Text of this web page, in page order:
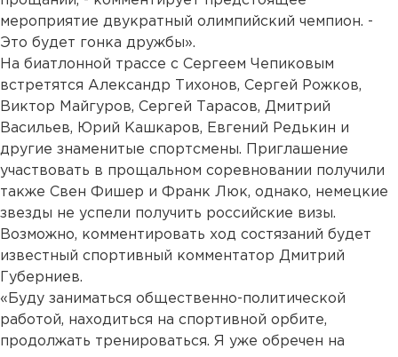
мероприятие двукратный олимпийский чемпион. -
Это будет гонка дружбы».
На биатлонной трассе с Сергеем Чепиковым
встретятся Александр Тихонов, Сергей Рожков,
Виктор Майгуров, Сергей Тарасов, Дмитрий
Васильев, Юрий Кашкаров, Евгений Редькин и
другие знаменитые спортсмены. Приглашение
участвовать в прощальном соревновании получили
также Свен Фишер и Франк Люк, однако, немецкие
звезды не успели получить российские визы.
Возможно, комментировать ход состязаний будет
известный спортивный комментатор Дмитрий
Губерниев.
«Буду заниматься общественно-политической
работой, находиться на спортивной орбите,
продолжать тренироваться. Я уже обречен на